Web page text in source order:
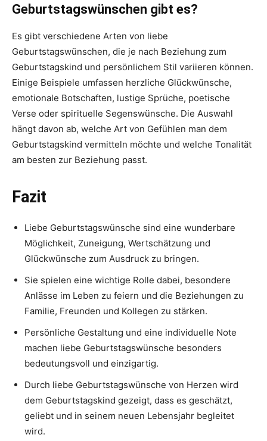
Geburtstagswünschen gibt es?
Es gibt verschiedene Arten von liebe
Geburtstagswünschen, die je nach Beziehung zum
Geburtstagskind und persönlichem Stil variieren können.
Einige Beispiele umfassen herzliche Glückwünsche,
emotionale Botschaften, lustige Sprüche, poetische
Verse oder spirituelle Segenswünsche. Die Auswahl
hängt davon ab, welche Art von Gefühlen man dem
Geburtstagskind vermitteln möchte und welche Tonalität
am besten zur Beziehung passt.
Fazit
Liebe Geburtstagswünsche sind eine wunderbare
Möglichkeit, Zuneigung, Wertschätzung und
Glückwünsche zum Ausdruck zu bringen.
Sie spielen eine wichtige Rolle dabei, besondere
Anlässe im Leben zu feiern und die Beziehungen zu
Familie, Freunden und Kollegen zu stärken.
Persönliche Gestaltung und eine individuelle Note
machen liebe Geburtstagswünsche besonders
bedeutungsvoll und einzigartig.
Durch liebe Geburtstagswünsche von Herzen wird
dem Geburtstagskind gezeigt, dass es geschätzt,
geliebt und in seinem neuen Lebensjahr begleitet
wird.